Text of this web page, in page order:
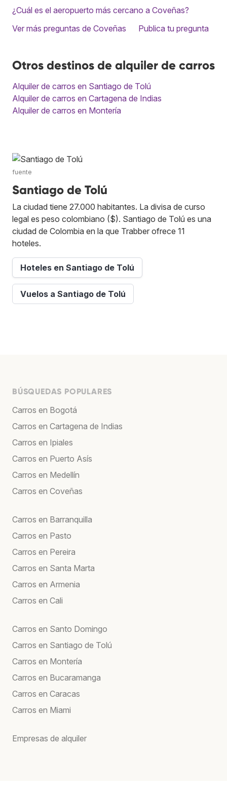
¿Cuál es el aeropuerto más cercano a Coveñas?
Ver más preguntas de Coveñas
Publica tu pregunta
Otros destinos de alquiler de carros
Alquiler de carros en Santiago de Tolú
Alquiler de carros en Cartagena de Indias
Alquiler de carros en Montería
fuente
Santiago de Tolú
La ciudad tiene 27.000 habitantes. La divisa de curso
legal es peso colombiano ($). Santiago de Tolú es una
ciudad de Colombia en la que Trabber ofrece 11
hoteles.
Hoteles en Santiago de Tolú
Vuelos a Santiago de Tolú
BÚSQUEDAS POPULARES
Carros en Bogotá
Carros en Cartagena de Indias
Carros en Ipiales
Carros en Puerto Asís
Carros en Medellín
Carros en Coveñas
Carros en Barranquilla
Carros en Pasto
Carros en Pereira
Carros en Santa Marta
Carros en Armenia
Carros en Cali
Carros en Santo Domingo
Carros en Santiago de Tolú
Carros en Montería
Carros en Bucaramanga
Carros en Caracas
Carros en Miami
Empresas de alquiler